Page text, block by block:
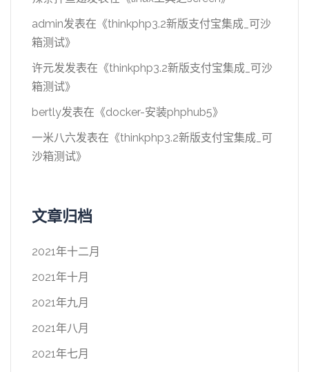
admin发表在《thinkphp3.2新版支付宝集成_可沙
箱测试》
许元发发表在《thinkphp3.2新版支付宝集成_可沙
箱测试》
bertly发表在《docker-安装phphub5》
一米八六发表在《thinkphp3.2新版支付宝集成_可
沙箱测试》
文章归档
2021年十二月
2021年十月
2021年九月
2021年八月
2021年七月